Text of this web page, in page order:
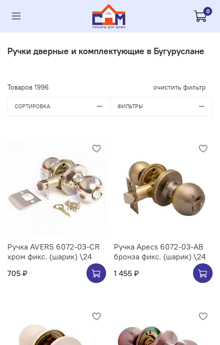
0
Ручки дверные и комплектующие в Бугуруслане
Товаров 1996 очистить фильтр
СОРТИРОВКА ФИЛЬТРЫ
Ручка AVERS 6072-03-CR
хром фикс. (шарик) \24
705 ₽
Ручка Apecs 6072-03-AB
бронза фикс. (шарик) \24
1 455 ₽